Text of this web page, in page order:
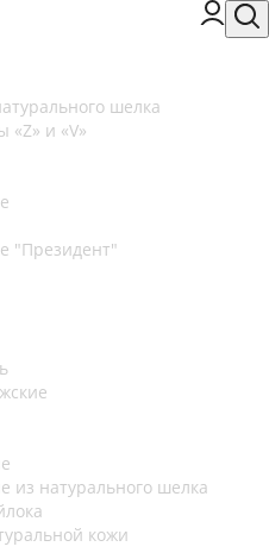
шелка
«Z» и «V»
"Президент"
из натурального шелка
кожи